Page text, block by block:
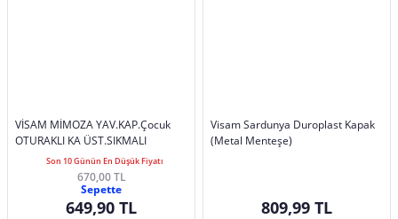
VİSAM MİMOZA YAV.KAP.Çocuk
OTURAKLI KA ÜST.SIKMALI
Son 10 Günün En Düşük Fiyatı
670,00 TL
Sepette
649,90 TL
Visam Sardunya Duroplast Kapak
(Metal Menteşe)
809,99 TL